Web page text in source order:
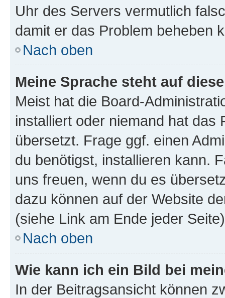
Uhr des Servers vermutlich
damit er das Problem beheben
Nach oben
Meine Sprache steht auf
Meist hat die Board-
installiert oder niemand hat das
übersetzt. Frage ggf. einen
du benötigst, installieren kann.
uns freuen, wenn du es
dazu können auf der Website
(siehe Link am Ende jeder
Nach oben
Wie kann ich ein Bild bei
In der Beitragsansicht können